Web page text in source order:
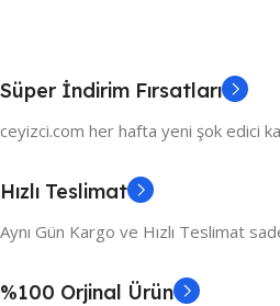
Süper İndirim Fırsatları
ceyizci.com her hafta yeni şok edici
Hızlı Teslimat
Aynı Gün Kargo ve Hızlı Teslimat
%100 Orjinal Ürün